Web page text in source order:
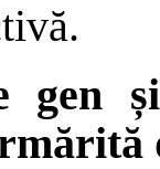
gen